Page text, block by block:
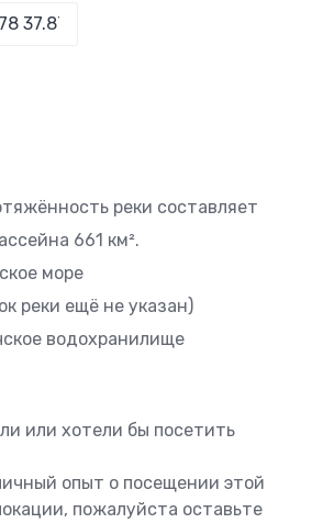
реки составляет
661 км².
море
реки ещё не указан)
водохранилище
или хотели бы посетить
опыт о посещении этой
пожалуйста оставьте